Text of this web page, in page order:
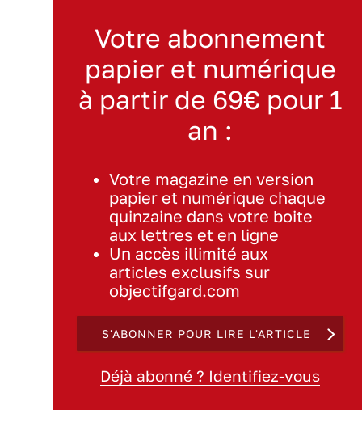
Votre abonnement
papier et numérique
à partir de 69€ pour 1
an :
Votre magazine en version
papier et numérique chaque
quinzaine dans votre boite
aux lettres et en ligne
Un accès illimité aux
articles exclusifs sur
objectifgard.com
S'ABONNER POUR LIRE L'ARTICLE
Déjà abonné ? Identifiez-vous